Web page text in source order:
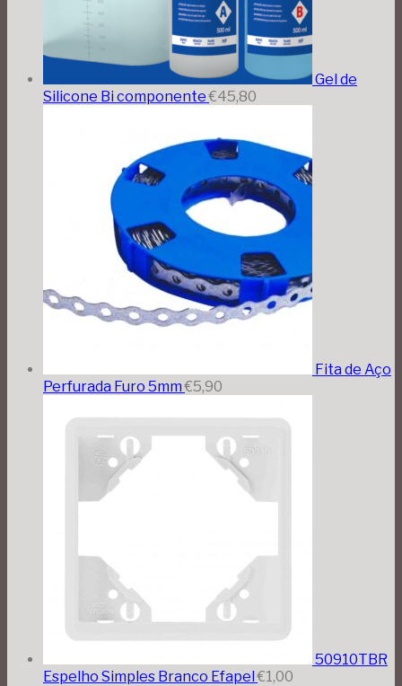
Gel de
Silicone Bi componente €45,80
Fita de Aço
Perfurada Furo 5mm €5,90
50910TBR
Espelho Simples Branco Efapel €1,00